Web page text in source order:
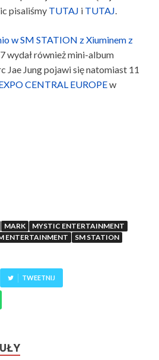
pisaliśmy TUTAJ i TUTAJ.
w SM STATION z Xiuminem z
wydał również mini-album
Jae Jung pojawi się natomiast 11
CENTRAL EUROPEw
MARK
MYSTIC ENTERTAINMENT
ENTERTAINMENT
SM STATION
TWEETNIJ